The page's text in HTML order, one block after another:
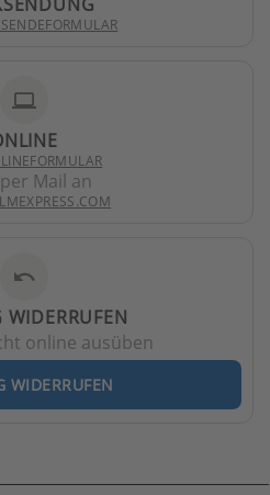
laptop
Mail an
undo
WIDERRUFEN
online ausüben
WIDERRUFEN